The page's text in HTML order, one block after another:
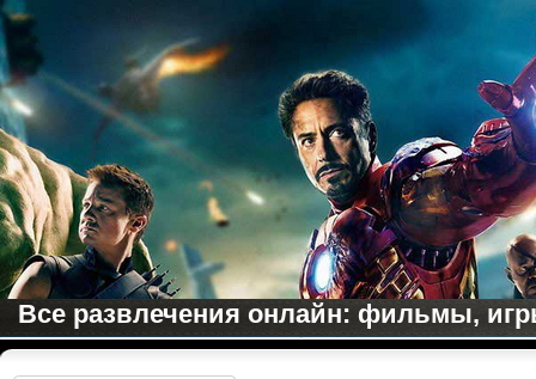
Все развлечения онлайн: фильмы,